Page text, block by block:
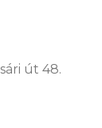
út 48.